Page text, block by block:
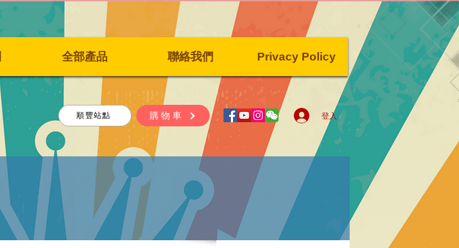
全部產品 聯絡我們 Privacy Policy
順豐站點 購物車 登入